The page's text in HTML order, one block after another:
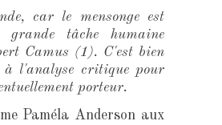
car le mensonge est
tâche humaine
Camus (1). C'est bien
à l'analyse critique pour
porteur.
Paméla Anderson aux